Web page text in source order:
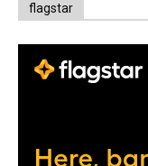
flagstar